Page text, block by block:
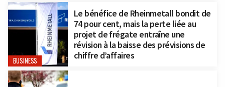
BUSINESS
Le bénéfice de Rheinmetall bondit de
74 pour cent, mais la perte liée au
projet de frégate entraîne une
révision à la baisse des prévisions de
chiffre d’affaires